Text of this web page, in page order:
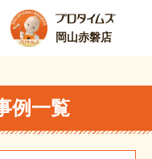
岡山赤磐店
例一覧